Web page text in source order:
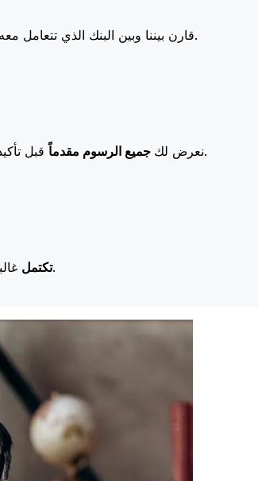
قارن بيننا وبين البنك الذي تتعاملأسعارنا على البنوك الكبرى، مما يزيد من قيمة تحويلك.
نعرض لك جميع الرسوم مقدماً
قبل تأكيد التحويل حتى تعرف بالضبط ما ستدفعه. تعني رسومنا المنخفضة المزيد من التوفير لك.
تكتملغالبية عمليات النقل في اليوم نفسه. نحن ندرك أن التوقيت مهم عندما يتعلق الأمر بأموالك.